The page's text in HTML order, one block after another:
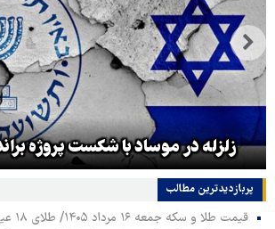
زلزله در موساد با شکست پروژه
پربازدیدترین‌ مطالب
قیمت طلا و سکه جمعه ۱۶ مرداد ۱۴۰۵/ طلای ۱۸ عیار امروز چند؟